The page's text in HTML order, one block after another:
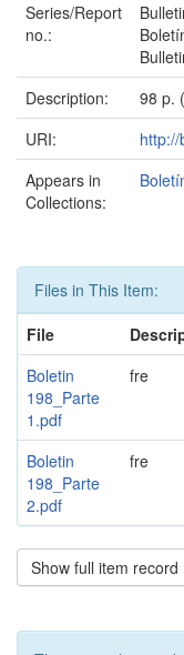
Series/Report
no.:
Description:
98 p.
URI:
Appears in
Collections:
Files in This Item:
File
Boletin
198_Parte
1.pdf
fre
Boletin
198_Parte
2.pdf
fre
Show full item record